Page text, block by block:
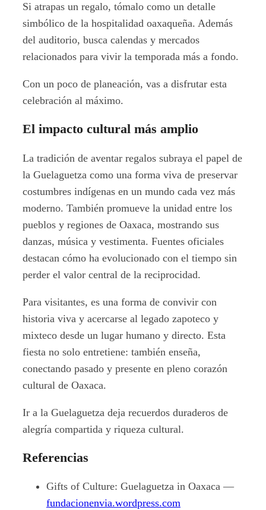
Si atrapas un regalo, tómalo como un detalle
simbólico de la hospitalidad oaxaqueña. Además
del auditorio, busca calendas y mercados
relacionados para vivir la temporada más a fondo.
Con un poco de planeación, vas a disfrutar esta
celebración al máximo.
El impacto cultural más amplio
La tradición de aventar regalos subraya el papel de
la Guelaguetza como una forma viva de preservar
costumbres indígenas en un mundo cada vez más
moderno. También promueve la unidad entre los
pueblos y regiones de Oaxaca, mostrando sus
danzas, música y vestimenta. Fuentes oficiales
destacan cómo ha evolucionado con el tiempo sin
perder el valor central de la reciprocidad.
Para visitantes, es una forma de convivir con
historia viva y acercarse al legado zapoteco y
mixteco desde un lugar humano y directo. Esta
fiesta no solo entretiene: también enseña,
conectando pasado y presente en pleno corazón
cultural de Oaxaca.
Ir a la Guelaguetza deja recuerdos duraderos de
alegría compartida y riqueza cultural.
Referencias
Gifts of Culture: Guelaguetza in Oaxaca —
fundacionenvia.wordpress.com